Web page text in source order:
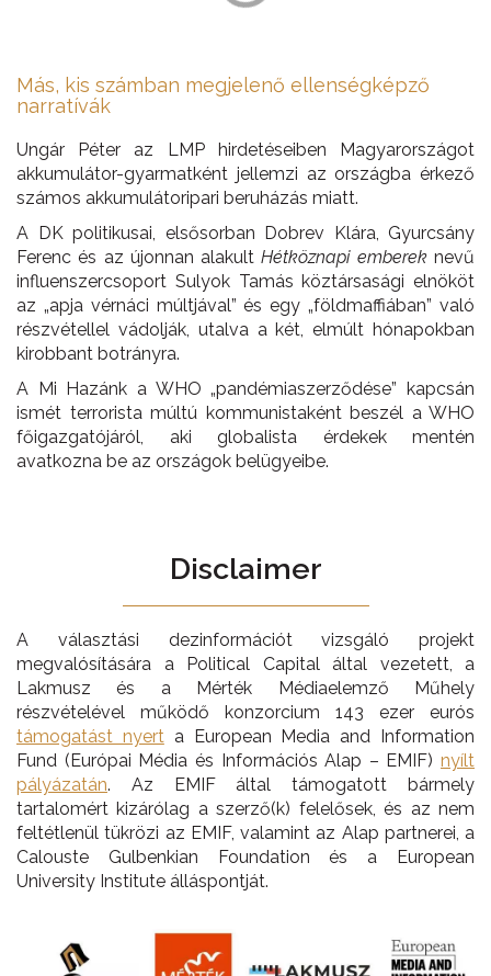
Más, kis számban megjelenő ellenségképző
narratívák
Ungár Péter az LMP hirdetéseiben Magyarországot
akkumulátor-gyarmatként jellemzi az országba érkező
számos akkumulátoripari beruházás miatt.
A DK politikusai, elsősorban Dobrev Klára, Gyurcsány
Ferenc és az újonnan alakultHétköznapi embereknevű
influenszercsoport Sulyok Tamás köztársasági elnököt
az „apja vérnáci múltjával” és egy „földmaffiában” való
részvétellel vádolják, utalva a két, elmúlt hónapokban
kirobbant botrányra.
A Mi Hazánk a WHO „pandémiaszerződése” kapcsán
ismét terrorista múltú kommunistaként beszél a WHO
főigazgatójáról, aki globalista érdekek mentén
avatkozna be az országok belügyeibe.
Disclaimer
A választási dezinformációt vizsgáló projekt
megvalósítására a Political Capital által vezetett, a
Lakmusz és a Mérték Médiaelemző Műhely
részvételével működő konzorcium 143 ezer eurós
támogatást nyerta European Media and Information
Fund (Európai Média és Információs Alap – EMIF) nyílt
pályázatán. Az EMIF által támogatott bármely
tartalomért kizárólag a szerző(k) felelősek, és az nem
feltétlenül tükrözi az EMIF, valamint az Alap partnerei, a
Calouste Gulbenkian Foundation és a European
University Institute álláspontját.